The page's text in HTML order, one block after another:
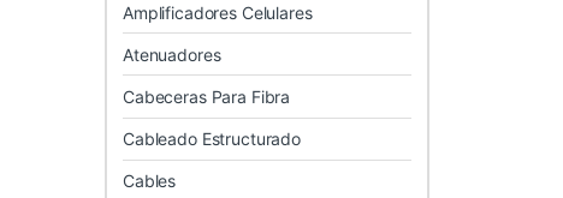
Amplificadores Celulares
Atenuadores
Cabeceras Para Fibra
Cableado Estructurado
Cables